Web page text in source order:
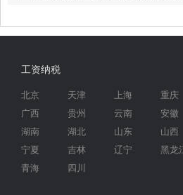
工资纳税
北京 天津 上海 重庆
广西
贵州 云南 安徽
湖南
湖北 山东 山西
宁夏
吉林 辽宁 黑龙
青海
四川